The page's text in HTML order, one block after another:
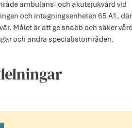
ambulans- och akutsjukvård vid
och intagningsenheten 65 A1,
Målet är att ge snabb och säker
och andra specialistområden.